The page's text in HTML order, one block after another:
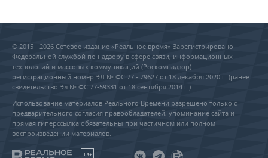
© 2015 - 2026 Сетевое издание «Реальное время» Зарегистрировано
Федеральной службой по надзору в сфере связи, информационных
технологий и массовых коммуникаций (Роскомнадзор) –
регистрационный номер ЭЛ № ФС 77 - 79627 от 18 декабря 2020 г. (ранее
свидетельство Эл № ФС 77-59331 от 18 сентября 2014 г.)
Использование материалов Реального Времени разрешено только с
предварительного согласия правообладателей, упоминание сайта и
прямая гиперссылка обязательны при частичном или полном
воспроизведении материалов.
18+